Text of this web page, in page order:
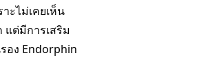
ะไม่เคยเห็น
แต่มีการเสริม
อง Endorphin